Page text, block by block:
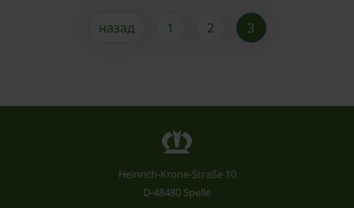
назад 1 2 3
Heinrich-Krone-Straße 10
D-48480 Spelle